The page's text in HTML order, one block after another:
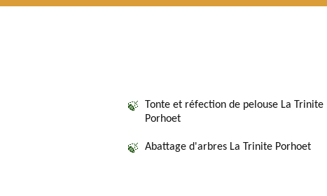
Tonte et réfection de pelouse La Trinite
Porhoet
Abattage d'arbres La Trinite Porhoet